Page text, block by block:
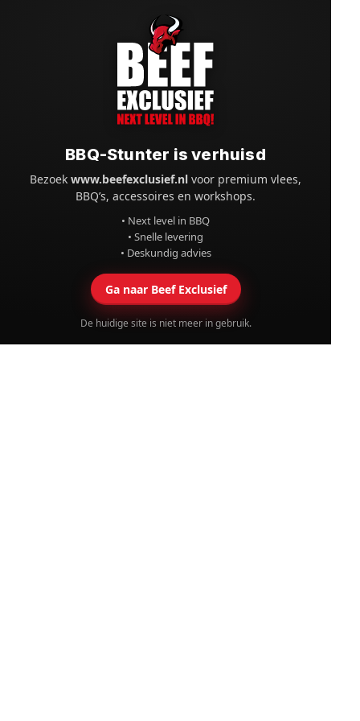
BBQ-Stunter is verhuisd
Bezoekwww.beefexclusief.nl voor premium vlees,
BBQ’s, accessoires en workshops.
• Next level in BBQ
• Snelle levering
• Deskundig advies
Ga naar Beef Exclusief
De huidige site is niet meer in gebruik.